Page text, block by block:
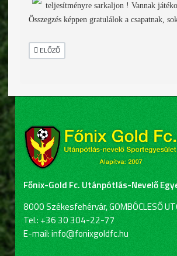
teljesítményre sarkaljon ! Vannak
Összegzés képpen gratulálok a csapatnak,
ELŐZŐ CIKK: KEZDŐDHET A SZEZON..
ELŐZŐ
Főnix-Gold Fc. Utánpótlás-Nevelő
8000 Székesfehérvár, GOMBÓCLESŐ
Tel.: +36 30 304-22-77
E-mail: info@fonixgoldfc.hu